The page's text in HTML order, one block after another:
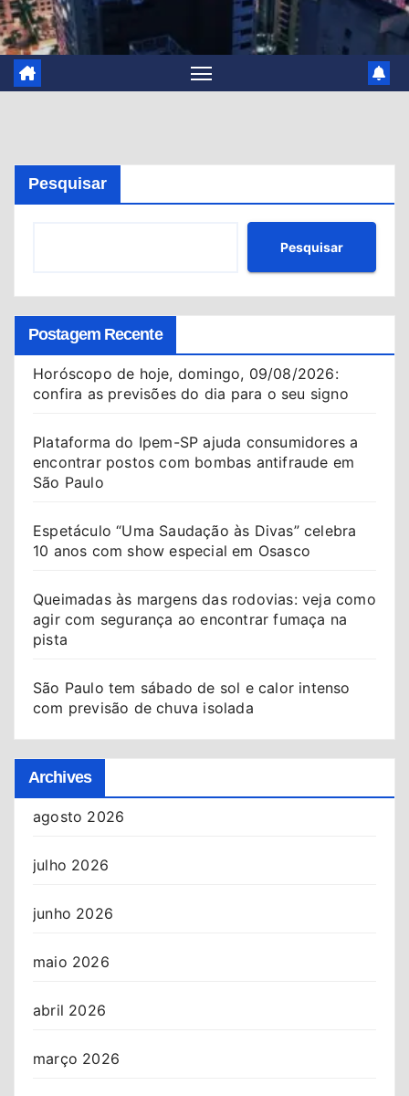
Pesquisar
Pesquisar
Postagem Recente
Horóscopo de hoje, domingo, 09/08/2026:
confira as previsões do dia para o seu signo
Plataforma do Ipem-SP ajuda consumidores a
encontrar postos com bombas antifraude em
São Paulo
Espetáculo “Uma Saudação às Divas” celebra
10 anos com show especial em Osasco
Queimadas às margens das rodovias: veja como
agir com segurança ao encontrar fumaça na
pista
São Paulo tem sábado de sol e calor intenso
com previsão de chuva isolada
Archives
agosto 2026
julho 2026
junho 2026
maio 2026
abril 2026
março 2026